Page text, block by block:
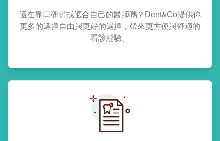
還在靠口碑尋找適合自己的醫師嗎？Dent&Co提供你
更多的選擇自由與更好的選擇，帶來更方便與舒適的
看診經驗。